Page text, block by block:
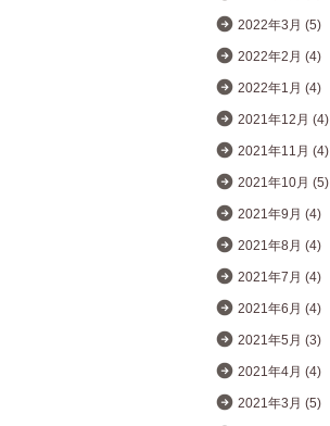
2022年3月 (5)
2022年2月 (4)
2022年1月 (4)
2021年12月 (4)
2021年11月 (4)
2021年10月 (5)
2021年9月 (4)
2021年8月 (4)
2021年7月 (4)
2021年6月 (4)
2021年5月 (3)
2021年4月 (4)
2021年3月 (5)